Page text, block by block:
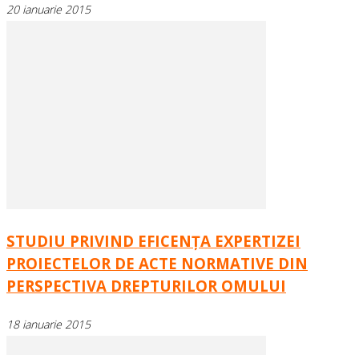
20 ianuarie 2015
STUDIU PRIVIND EFICENŢA EXPERTIZEI
PROIECTELOR DE ACTE NORMATIVE DIN
PERSPECTIVA DREPTURILOR OMULUI
18 ianuarie 2015